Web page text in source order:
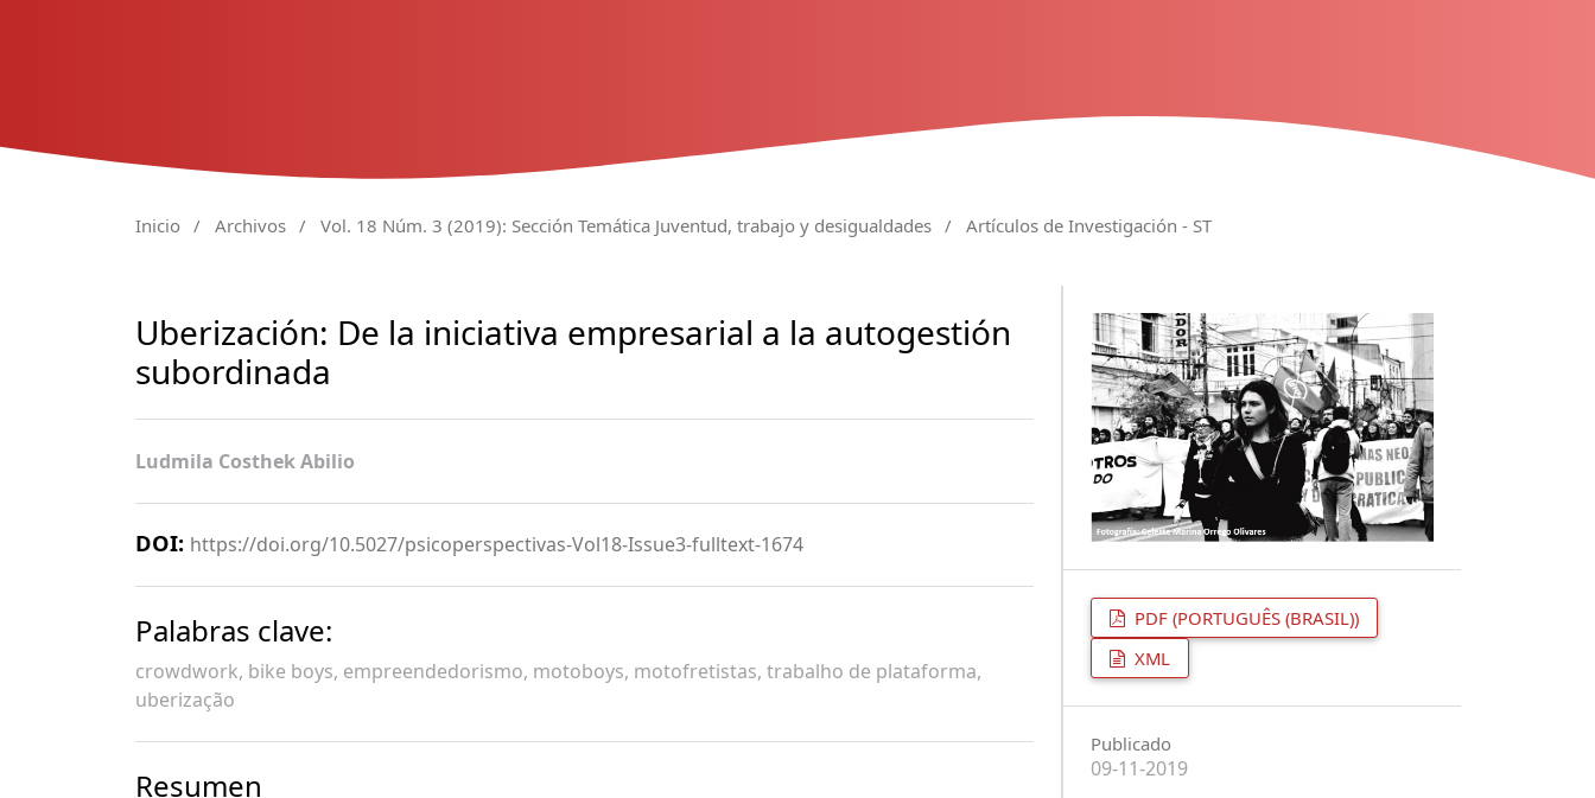
Inicio / Archivos / Vol. 18 Núm. 3 (2019): Sección Temática Juventud, trabajo y desigualdades / Artículos de Investigación - ST
Uberización: De la iniciativa empresarial a la autogestión
subordinada
Ludmila Costhek Abilio
DOI: https://doi.org/10.5027/psicoperspectivas-Vol18-Issue3-fulltext-1674
Palabras clave:
crowdwork, bike boys, empreendedorismo, motoboys, motofretistas, trabalho de plataforma,
uberização
Resumen
PDF (PORTUGUÊS (BRASIL))
XML
Publicado
09-11-2019